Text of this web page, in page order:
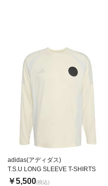
adidas(アディダス)
T.S.U LONG SLEEVE T-SHIRTS
￥5,500(税込)